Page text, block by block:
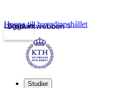
Studentwebben
Logga in
Hoppa till huvudinnehållet
Studier